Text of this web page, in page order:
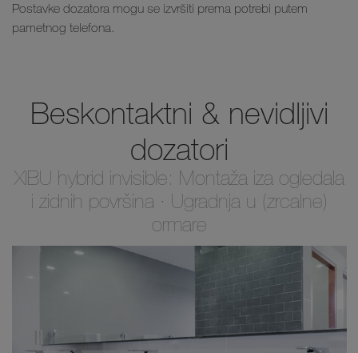
Postavke dozatora mogu se izvršiti prema potrebi putem
pametnog telefona.
Beskontaktni & nevidljivi
dozatori
XIBU hybrid invisible: Montaža iza ogledala
i zidnih površina ∙ Ugradnja u (zrcalne)
ormare